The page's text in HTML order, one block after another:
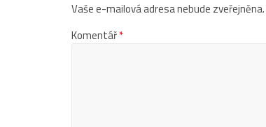
Vaše e-mailová adresa nebude zveřejněna.
Komentář*